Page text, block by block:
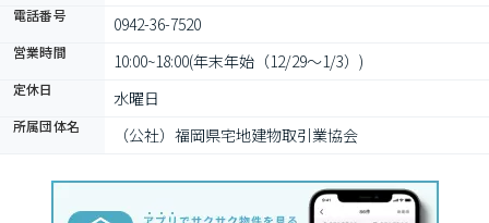
電話番号 0942-36-7520
営業時間 10:00~18:00(年末年始（12/29～1/3）)
定休日 水曜日
所属団体名 （公社）福岡県宅地建物取引業協会